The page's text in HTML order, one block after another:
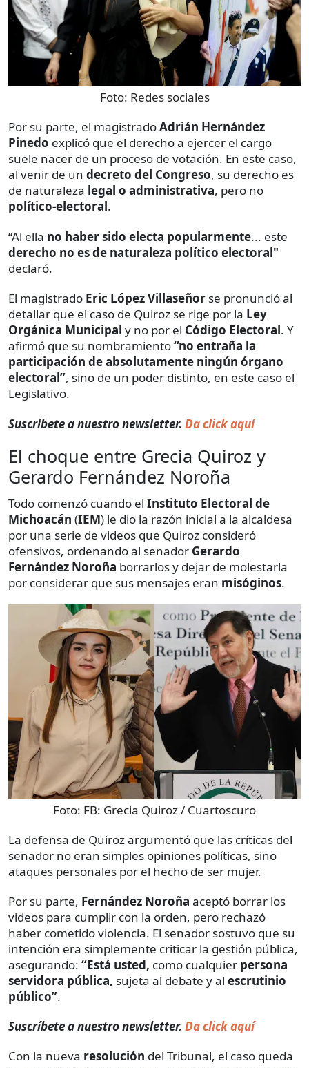
Foto: Redes sociales
Por su parte, el magistradoAdrián Hernández
Pinedo explicó que el derecho a ejercer el cargo
suele nacer de un proceso de votación. En este caso,
al venir de un decreto del Congreso, su derecho es
de naturaleza legal o administrativa, pero no
político-electoral.
“Al ella no haber sido electa popularmente... este
derecho no es de naturaleza político electoral"
declaró.
El magistrado Eric López Villaseñor se pronunció al
detallar que el caso de Quiroz se rige por la Ley
Orgánica Municipal y no por el Código Electoral. Y
afirmó que su nombramiento“no entraña la
participación de absolutamente ningún órgano
electoral”, sino de un poder distinto, en este caso el
Legislativo.
Suscríbete a nuestro newsletter. Da click aquí
El choque entre Grecia Quiroz y
Gerardo Fernández Noroña
Todo comenzó cuando el Instituto Electoral de
Michoacán (IEM) le dio la razón inicial a la alcaldesa
por una serie de videos que Quiroz consideró
ofensivos, ordenando al senador Gerardo
Fernández Noroña borrarlos y dejar de molestarla
por considerar que sus mensajes eran misóginos.
Foto: FB: Grecia Quiroz / Cuartoscuro
La defensa de Quiroz argumentó que las críticas del
senador no eran simples opiniones políticas, sino
ataques personales por el hecho de ser mujer.
Por su parte, Fernández Noroña aceptó borrar los
videos para cumplir con la orden, pero rechazó
haber cometido violencia. El senador sostuvo que su
intención era simplemente criticar la gestión pública,
asegurando: “Está usted, como cualquier persona
servidora pública, sujeta al debate yal escrutinio
público”.
Suscríbete a nuestro newsletter. Da click aquí
Con la nueva resolución del Tribunal, el caso queda